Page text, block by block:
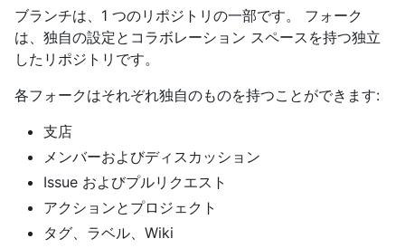
ブランチは、1 つのリポジトリの一部です。 フォーク
は、独自の設定とコラボレーション スペースを持つ独立
したリポジトリです。
各フォークはそれぞれ独自のものを持つことができます:
支店
メンバーおよびディスカッション
Issue およびプルリクエスト
アクションとプロジェクト
タグ、ラベル、Wiki